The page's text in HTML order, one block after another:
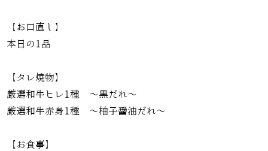
【お口直し】
本日の1品
【タレ焼物】
厳選和牛ヒレ1種 〜黒だれ〜
厳選和牛赤身1種 〜柚子醤油だれ〜
【お食事】